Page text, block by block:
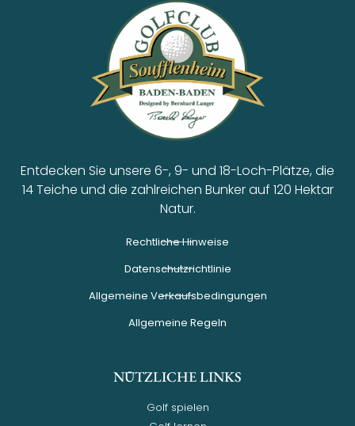
Entdecken Sie unsere 6-, 9- und 18-Loch-Plätze, die
14 Teiche und die zahlreichen Bunker auf 120 Hektar
Natur.
Rechtliche Hinweise
Datenschutzrichtlinie
Allgemeine Verkaufsbedingungen
Allgemeine Regeln
NÜTZLICHE LINKS
Golf spielen